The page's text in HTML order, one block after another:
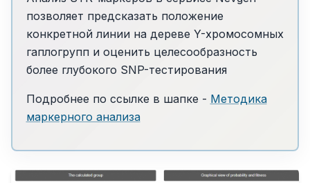
позволяет предсказать положение
конкретной линии на дереве Y-хромосомных
гаплогрупп и оценить целесообразность
более глубокого SNP-тестирования
Подробнее по ссылке в шапке - Методика
маркерного анализа